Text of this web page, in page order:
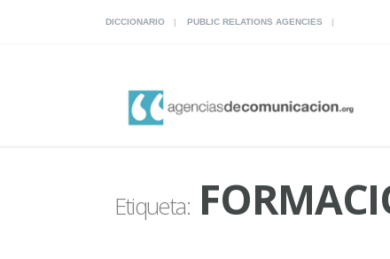
DICCIONARIO PUBLIC RELATIONS AGENCIES
Etiqueta: